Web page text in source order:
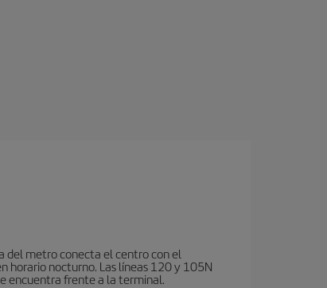
del metro conecta el centro con el
horario nocturno. Las líneas 120 y 105N
encuentra frente a la terminal.